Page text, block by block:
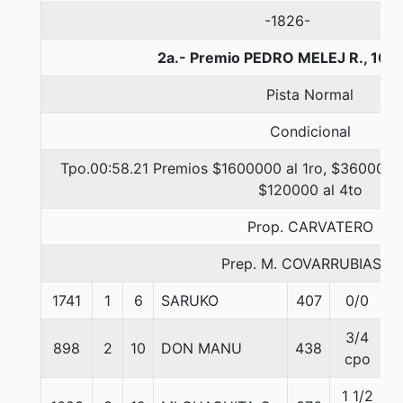
-1826-
2a.- Premio PEDRO MELEJ R.,
Pista Normal
Condicional
Tpo.00:58.21 Premios $1600000 al 1ro,
$120000 al 4to
Prop. CARVATERO
Prep. M. COVARRUBIAS E.
1741 1 6 SARUKO 407 0/0
898 2 10 DON MANU 438
3/4
cpo
1 1/2